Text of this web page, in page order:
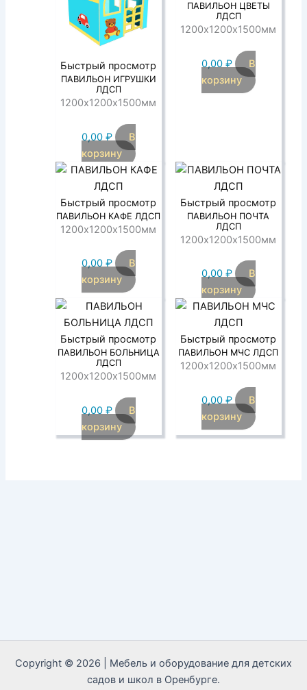
Быстрый просмотр
ПАВИЛЬОН ИГРУШКИ
ЛДСП
1200х1200х1500мм
0,00 ₽
В
корзину
ПАВИЛЬОН ЦВЕТЫ
ЛДСП
1200х1200х1500мм
0,00 ₽
В
корзину
Быстрый просмотр
ПАВИЛЬОН КАФЕ ЛДСП
1200х1200х1500мм
0,00 ₽
В
корзину
Быстрый просмотр
ПАВИЛЬОН ПОЧТА
ЛДСП
1200х1200х1500мм
0,00 ₽
В
корзину
Быстрый просмотр
ПАВИЛЬОН БОЛЬНИЦА
ЛДСП
1200х1200х1500мм
0,00 ₽
В
корзину
Быстрый просмотр
ПАВИЛЬОН МЧС ЛДСП
1200х1200х1500мм
0,00 ₽
В
корзину
Copyright © 2026 | Мебель и оборудование для детских
садов и школ в Оренбурге.